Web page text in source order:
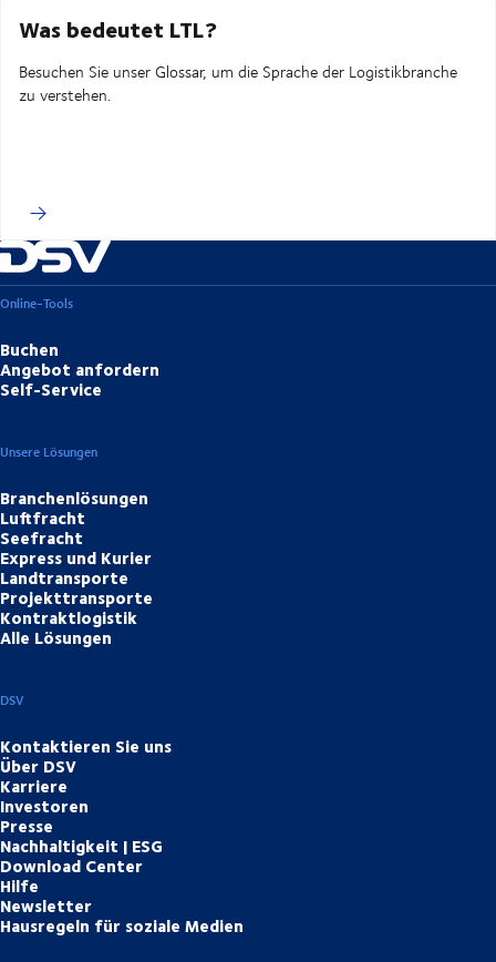
Was bedeutet LTL?
Besuchen Sie unser Glossar, um die Sprache der Logistikbranche
zu verstehen.
Online-Tools
Buchen
Angebot anfordern
Self-Service
Unsere Lösungen
Branchenlösungen
Luftfracht
Seefracht
Express und Kurier
Landtransporte
Projekttransporte
Kontraktlogistik
Alle Lösungen
DSV
Kontaktieren Sie uns
Über DSV
Karriere
Investoren
Presse
Nachhaltigkeit | ESG
Download Center
Hilfe
Newsletter
Hausregeln für soziale Medien